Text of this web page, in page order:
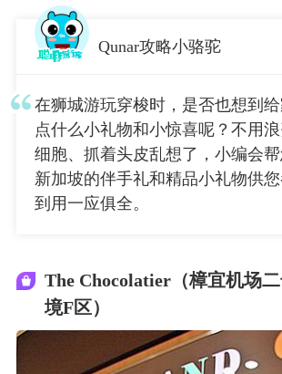
Qunar攻略小骆驼
在狮城游玩穿梭时，是否也想到
点什么小礼物和小惊喜呢？不用
细胞、抓着头皮乱想了，小编会
新加坡的伴手礼和精品小礼物供
到用一应俱全。
The Chocolatier（樟宜机场
境F区）